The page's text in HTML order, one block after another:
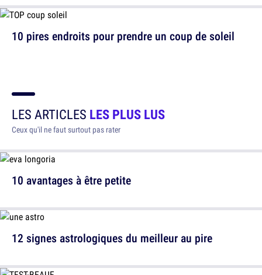
10 pires endroits pour prendre un coup de soleil
LES ARTICLES LES PLUS LUS
Ceux qu'il ne faut surtout pas rater
10 avantages à être petite
12 signes astrologiques du meilleur au pire